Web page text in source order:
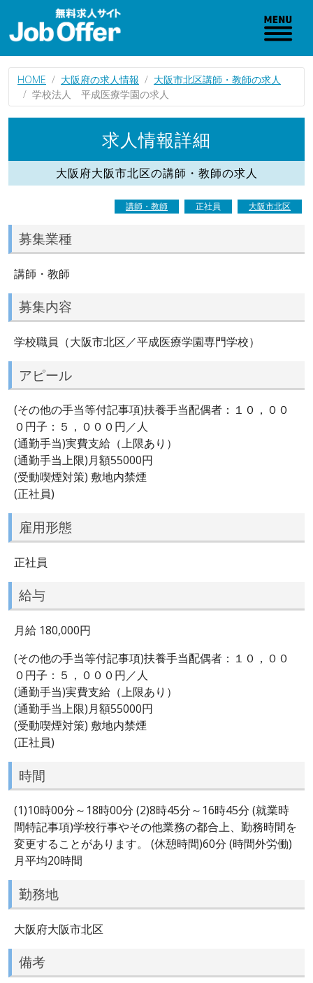
HOME 大阪府の求人情報
大阪市北区講師・教師の求人
学校法人 平成医療学園の求人
求人情報詳細
大阪府大阪市北区の講師・教師の求人
講師・教師 正社員 大阪市北区
募集業種
講師・教師
募集内容
学校職員（大阪市北区／平成医療学園専門学校）
アピール
(その他の手当等付記事項)扶養手当配偶者：１０，００
０円子：５，０００円／人
(通勤手当)実費支給（上限あり）
(通勤手当上限)月額55000円
(受動喫煙対策) 敷地内禁煙
(正社員)
雇用形態
正社員
給与
月給 180,000円
(その他の手当等付記事項)扶養手当配偶者：１０，００
０円子：５，０００円／人
(通勤手当)実費支給（上限あり）
(通勤手当上限)月額55000円
(受動喫煙対策) 敷地内禁煙
(正社員)
時間
(1)10時00分～18時00分 (2)8時45分～16時45分 (就業時
間特記事項)学校行事やその他業務の都合上、勤務時間を
変更することがあります。 (休憩時間)60分 (時間外労働)
月平均20時間
勤務地
大阪府大阪市北区
備考